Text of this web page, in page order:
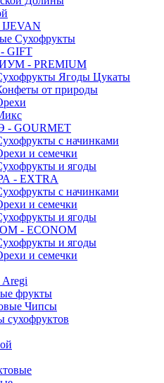
Сухофрукты
GIFT
- PREMIUM
Ягоды Цукаты
от природы
- GOURMET
с начинками
и семечки
и ягоды
- EXTRA
с начинками
и семечки
и ягоды
- ECONOM
и ягоды
и семечки
фрукты
Чипсы
сухофруктов